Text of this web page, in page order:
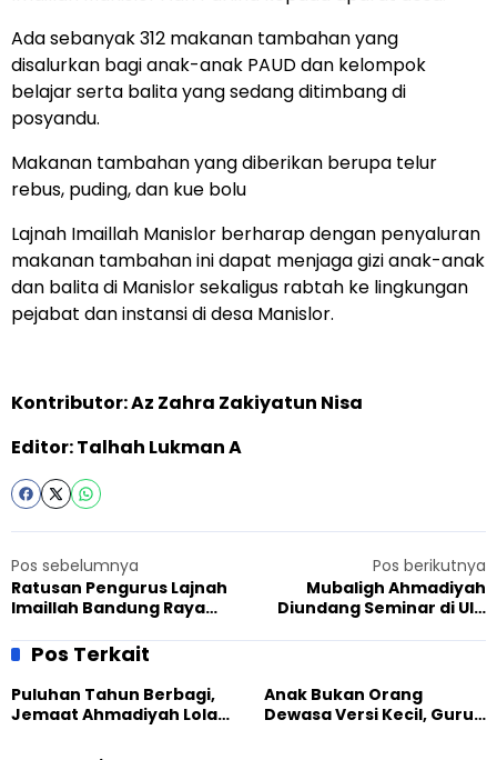
Ada sebanyak 312 makanan tambahan yang
disalurkan bagi anak-anak PAUD dan kelompok
belajar serta balita yang sedang ditimbang di
posyandu.
Makanan tambahan yang diberikan berupa telur
rebus, puding, dan kue bolu
Lajnah Imaillah Manislor berharap dengan penyaluran
makanan tambahan ini dapat menjaga gizi anak-anak
dan balita di Manislor sekaligus rabtah ke lingkungan
pejabat dan instansi di desa Manislor.
Kontributor: Az Zahra Zakiyatun Nisa
Editor: Talhah Lukman A
Pos sebelumnya
Ratusan Pengurus Lajnah
Imaillah Bandung Raya
Organisasi dan Leadership
Pos berikutnya
Mubaligh Ahmadiyah
Diundang Seminar di UIN
Pos Terkait
Puluhan Tahun Berbagi,
Jemaat Ahmadiyah Lolak
Sembako kepada Warga
Anak Bukan Orang
Dewasa Versi Kecil, Guru